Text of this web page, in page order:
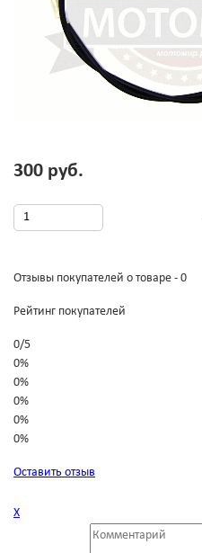
300 руб.
Отзывы покупателей о товаре - 0
Рейтинг покупателей
0/5
0%
0%
0%
0%
0%
Оставить отзыв
Х